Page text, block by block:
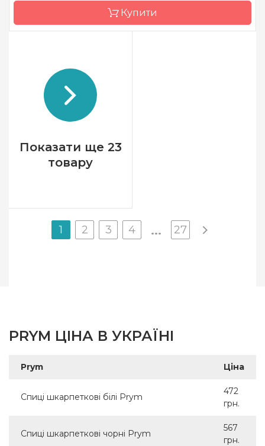
Купити
Країна виробник
Призначення
Показати ще 23
товару
1 2 3 4 ... 27
PRYM ЦІНА В УКРАЇНІ
Prym Ціна
Спиці шкарпеткові білі Prym
472
грн.
Спиці шкарпеткові чорні Prym
567
грн.